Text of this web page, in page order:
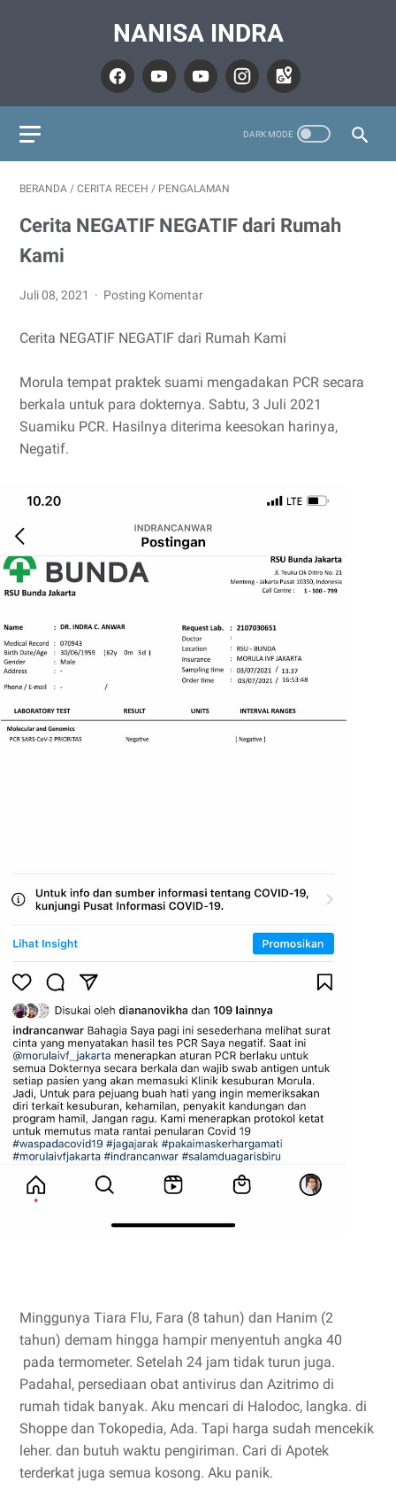
NANISA INDRA
BERANDA / CERITA RECEH / PENGALAMAN
Cerita NEGATIF NEGATIF dari Rumah
Kami
Juli 08, 2021 Posting Komentar
Cerita NEGATIF NEGATIF dari Rumah Kami
Morula tempat praktek suami mengadakan PCR secara
berkala untuk para dokternya. Sabtu, 3 Juli 2021
Suamiku PCR. Hasilnya diterima keesokan harinya,
Negatif.
Minggunya Tiara Flu, Fara (8 tahun) dan Hanim (2
tahun) demam hingga hampir menyentuh angka 40
pada termometer. Setelah 24 jam tidak turun juga.
Padahal, persediaan obat antivirus dan Azitrimo di
rumah tidak banyak. Aku mencari di Halodoc, langka. di
Shoppe dan Tokopedia, Ada. Tapi harga sudah mencekik
leher. dan butuh waktu pengiriman. Cari di Apotek
terderkat juga semua kosong. Aku panik.